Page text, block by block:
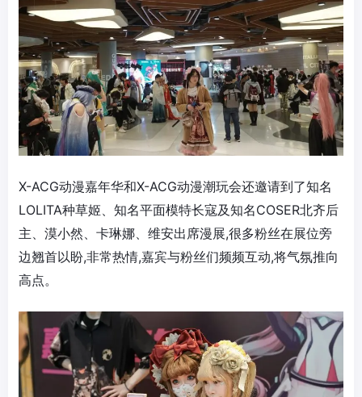
X-ACG动漫嘉年华和X-ACG动漫潮玩会还邀请到了知名
LOLITA种草姬、知名平面模特长寇及知名COSER北齐后
主、漠小然、卡琳娜、维安出席漫展,很多粉丝在展位旁
边翘首以盼,非常热情,嘉宾与粉丝们频频互动,将气氛推向
高点。